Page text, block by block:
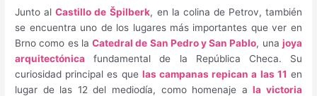
Junto alCastillo de Špilberk, en la colina de Petrov, también
se encuentra uno de los lugares más importantes que ver en
Brno como es laCatedral de San Pedro y San Pablo, una joya
arquitectónica fundamental de la República Checa. Su
curiosidad principal es que las campanas repican a las 11 en
lugar de las 12 del mediodía, como homenaje ala victoria